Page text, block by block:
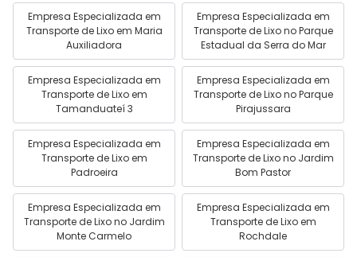
Empresa Especializada em
Transporte de Lixo em Maria
Auxiliadora
Empresa Especializada em
Transporte de Lixo no Parque
Estadual da Serra do Mar
Empresa Especializada em
Transporte de Lixo em
Tamanduateí 3
Empresa Especializada em
Transporte de Lixo no Parque
Pirajussara
Empresa Especializada em
Transporte de Lixo em
Padroeira
Empresa Especializada em
Transporte de Lixo no Jardim
Bom Pastor
Empresa Especializada em
Transporte de Lixo no Jardim
Monte Carmelo
Empresa Especializada em
Transporte de Lixo em
Rochdale